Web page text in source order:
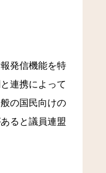
発信機能を特
連携によって
の国民向けの
ると議員連盟